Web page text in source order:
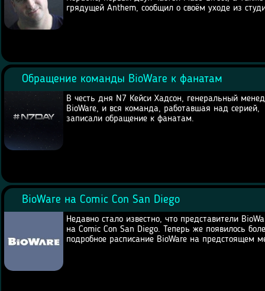
грядущей Anthem, сообщил о своём уходе из
Обращение команды BioWare к фанатам
В честь дня N7 Кейси Хадсон, генеральный
BioWare, и вся команда, работавшая над серией,
записали обращение к фанатам.
BioWare на Comic Con San Diego
Недавно стало известно, что представители
на Comic Con San Diego. Теперь же появилось
подробное расписание BioWare на предстоящем